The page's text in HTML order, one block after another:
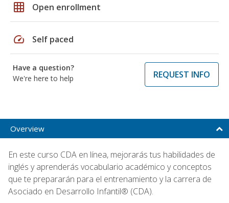
grid_on Open enrollment
speed Self paced
Have a question?
We're here to help
REQUEST INFO
Overview
En este curso CDA en línea, mejorarás tus habilidades de
inglés y aprenderás vocabulario académico y conceptos
que te prepararán para el entrenamiento y la carrera de
Asociado en Desarrollo Infantil® (CDA).